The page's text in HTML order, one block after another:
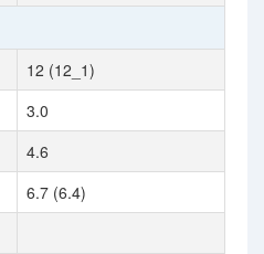
12 (12_1)
3.0
4.6
6.7 (6.4)